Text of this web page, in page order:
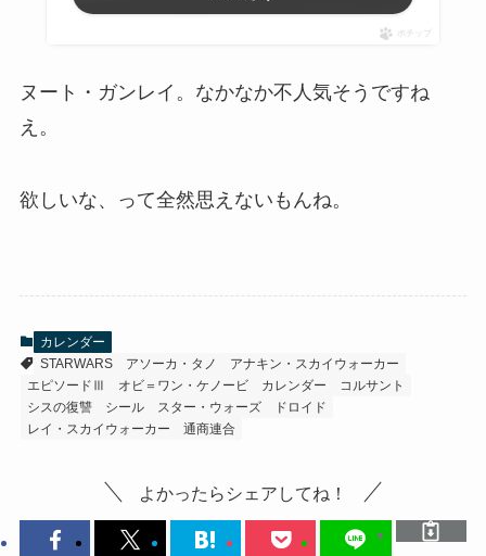
ポチップ
ヌート・ガンレイ。なかなか不人気そうですね
え。
欲しいな、って全然思えないもんね。
カレンダー
STARWARS
アソーカ・タノ
アナキン・スカイウォーカー
エピソードⅢ
オビ＝ワン・ケノービ カレンダー
コルサント
シスの復讐
シール スター・ウォーズ
ドロイド
レイ・スカイウォーカー
通商連合
よかったらシェアしてね！